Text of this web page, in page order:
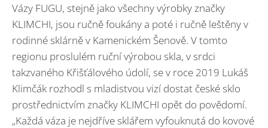
Vázy FUGU, stejně jako všechny výrobky značky
KLIMCHI, jsou ručně foukány a poté i ručně leštěny v
rodinné sklárně v Kamenickém Šenově. V tomto
regionu proslulém ruční výrobou skla, v srdci
takzvaného Křišťálového údolí, se v roce 2019 Lukáš
Klimčák rozhodl s mladistvou vizí dostat české sklo
prostřednictvím značky KLIMCHI opět do povědomí.
„Každá váza je nejdříve sklářem vyfouknutá do kovové